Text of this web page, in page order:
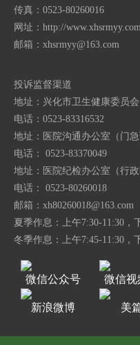
传真：0523-80260016
网址：http://
邮箱： xhsrmyy@163.com
投诉监督渠道
地址：兴化市卫生健康委员会
电话：0523-83316532
地址：医院沟通办公室（门急
电话： 0523-83370049
地址：医院纪检办公室（行政
电话： 0523-80260018
邮箱： xh80260018@163.com
夏季作息：上午7:30-11:30，
冬季作息：上午7:45-11:30，
微信公众号 微信视
新浪微博 美